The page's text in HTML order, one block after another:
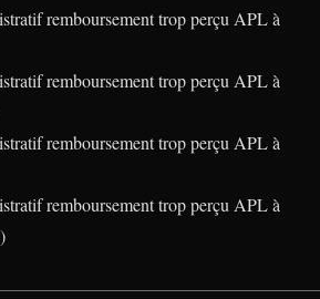
remboursement trop perçu APL à
remboursement trop perçu APL à
remboursement trop perçu APL à
remboursement trop perçu APL à